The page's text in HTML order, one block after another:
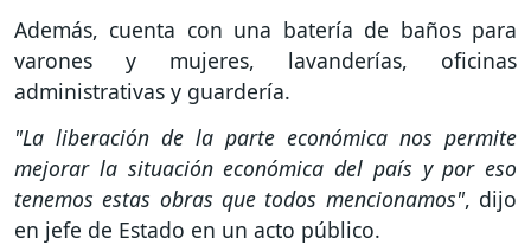
Además, cuenta con una batería de baños para
varones y mujeres, lavanderías, oficinas
administrativas y guardería.
"La liberación de la parte económica nos permite
mejorar la situación económica del país y por eso
tenemos estas obras que todos mencionamos", dijo
en jefe de Estado en un acto público.